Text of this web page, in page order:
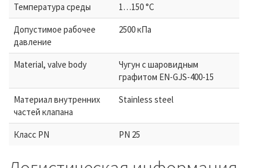
Температура среды
1…150 °C
Допустимое рабочее
давление
2500 кПа
Material, valve body
Чугун с шаровидным
графитом EN-GJS-400-15
Материал внутренних
частeй клапана
Stainless steel
Класс PN PN 25